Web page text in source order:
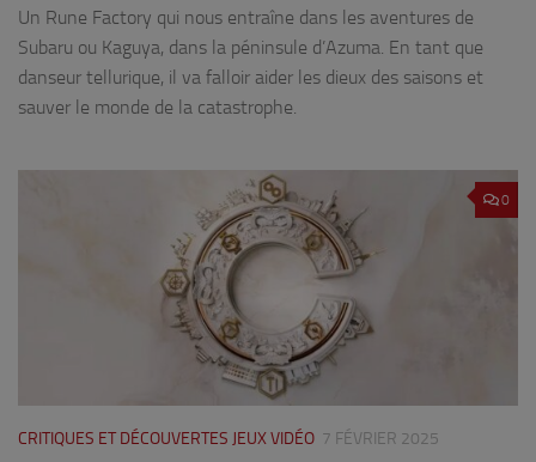
Un Rune Factory qui nous entraîne dans les aventures de
Subaru ou Kaguya, dans la péninsule d’Azuma. En tant que
danseur tellurique, il va falloir aider les dieux des saisons et
sauver le monde de la catastrophe.
0
CRITIQUES ET DÉCOUVERTES JEUX VIDÉO 7 FÉVRIER 2025